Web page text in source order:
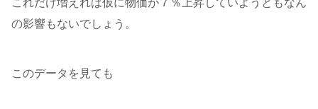
の影響もないでしょう。
このデータを見ても